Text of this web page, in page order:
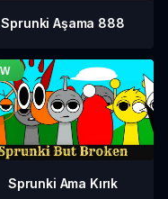
Sprunki Aşama 888
Sprunki Ama Kırık